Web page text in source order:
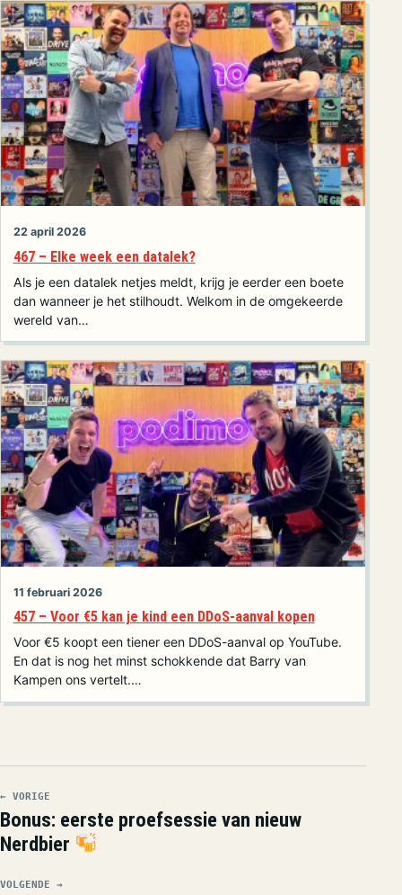
22 april 2026
467 – Elke week een datalek?
Als je een datalek netjes meldt, krijg je eerder een boete
dan wanneer je het stilhoudt. Welkom in de omgekeerde
wereld van…
11 februari 2026
457 – Voor €5 kan je kind een DDoS-aanval kopen
Voor €5 koopt een tiener een DDoS-aanval op YouTube.
En dat is nog het minst schokkende dat Barry van
Kampen ons vertelt.…
← VORIGE
Bonus: eerste proefsessie van nieuw
Nerdbier
VOLGENDE →